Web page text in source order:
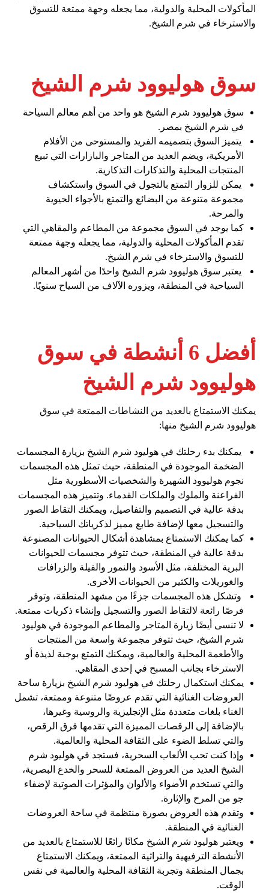
المأكولات المحلية والدولية، مما يجعله وجهة ممتعة للتسوق
والاسترخاء في شرم الشيخ.
سوق هوليوود شرم الشيخ
سوق هوليوود شرم الشيخ هو واحد من أهم معالم السياحة
في شرم الشيخ بمصر.
يتميز السوق بتصميمه الفريد والمستوحى من الأفلام
الأمريكية، ويضم العديد من المتاجر والبازارات التي تبيع
المنتجات المحلية والتذكارات التذكارية.
يمكن للزوار التمتع بالتجول في السوق واستكشاف
مجموعة متنوعة من البضائع والتمتع بالأجواء الحيوية
والمرحة.
كما يوجد في السوق مجموعة من المطاعم والمقاهي التي
تقدم المأكولات المحلية والدولية، مما يجعله وجهة ممتعة
للتسوق والاسترخاء في شرم الشيخ.
يعتبر سوق هوليوود شرم الشيخ واحدًا من أشهر المعالم
السياحية في المنطقة، ويزوره الآلاف من السياح سنويًا.
أفضل 6 أنشطة في سوق
هوليوود شرم الشيخ
يمكنك الاستمتاع بالعديد من النشاطات الممتعة في سوق
هوليوود شرم الشيخ منها:
يمكنك بدء رحلتك في هوليود شرم الشيخ بزيارة المجسمات
الضخمة الموجودة في المنطقة، حيث تمثل هذه المجسمات
نجوم هوليوود الشهيرة والشخصيات الأسطورية مثل
الفراعنة والملوك والملكات القدماء. وتتميز هذه المجسمات
بدقة عالية في التصميم والتفاصيل، ويمكنك التقاط الصور
والتسجيل معها لإضافة طابع مميز لذكرياتك السياحية.
كما يمكنك الاستمتاع بمشاهدة أشكال الحيوانات المصنوعة
بدقة عالية في المنطقة، حيث تتوفر مجسمات للحيوانات
البرية المختلفة، مثل الأسود والنمور والفيلة والزرافات
والغوريلات والكثير من الحيوانات الأخرى.
وتشكل هذه المجسمات جزءًا من مشهد المنطقة، وتوفر
فرصًا رائعة لالتقاط الصور والتسجيل وإنشاء ذكريات ممتعة.
لا تنسى أيضًا زيارة المتاجر والمطاعم الموجودة في هوليود
شرم الشيخ، حيث تتوفر مجموعة واسعة من المنتجات
والأطعمة المحلية والعالمية، ويمكنك التمتع بوجبة لذيذة أو
الاسترخاء بجانب المسبح في إحدى المقاهي.
يمكنك استكمال رحلتك في هوليود شرم الشيخ بزيارة ساحة
العروضات الغنائية التي تقدم عروضًا متنوعة وممتعة، تشمل
الغناء بلغات متعددة مثل الإنجليزية والروسية وغيرها،
بالإضافة إلى الرقصات المميزة التي تقدمها فرق الرقص،
والتي تسلط الضوء على الثقافة المحلية والعالمية.
وإذا كنت تحب الألعاب السحرية، فستجد في هوليود شرم
الشيخ العديد من العروض الممتعة للسحر والخدع البصرية،
والتي تستخدم الأضواء والألوان والمؤثرات الصوتية لإضفاء
جو من المرح والإثارة.
وتقدم هذه العروض بصورة منتظمة في ساحة العروضات
الغنائية في المنطقة.
ويعتبر هوليود شرم الشيخ مكانًا رائعًا للاستمتاع بالعديد من
الأنشطة الترفيهية والتراثية الممتعة، ويمكنك الاستمتاع
بجمال المنطقة وتجربة الثقافة المحلية والعالمية في نفس
الوقت.